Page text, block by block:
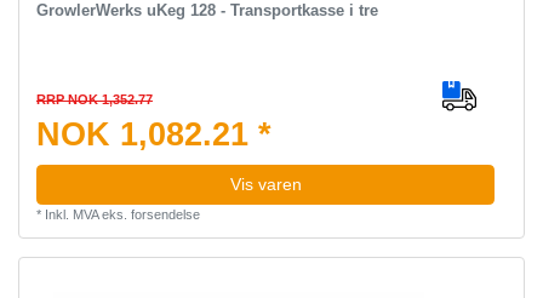
GrowlerWerks uKeg 128 - Transportkasse i tre
RRP NOK 1,352.77
NOK 1,082.21 *
Vis varen
* Inkl. MVAeks. forsendelse